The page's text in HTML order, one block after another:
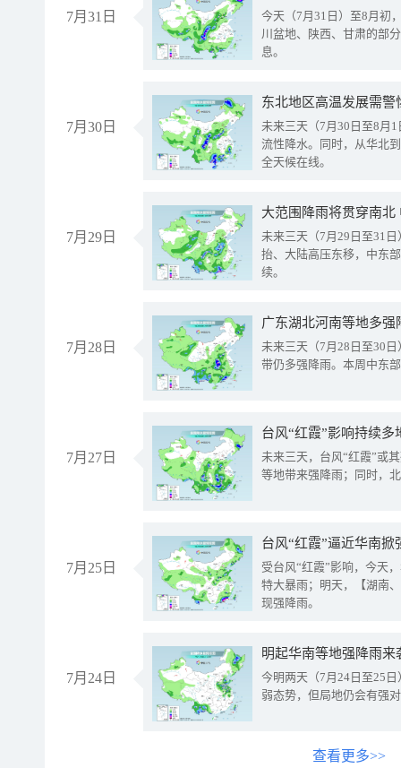
7月31日
今天（7月31日）至8月初
川盆地、陕西、甘肃的部
息。
7月30日
东北地区高温发展需
未来三天（7月30日至8月
流性降水。同时，从华北
全天候在线。
7月29日
大范围降雨将贯穿南
未来三天（7月29日至31
抬、大陆高压东移，中东
续。
7月28日
广东湖北河南等地多
未来三天（7月28日至30
带仍多强降雨。本周中东
7月27日
台风“红霞”影响持续
未来三天，台风“红霞”或
等地带来强降雨；同时，
7月25日
台风“红霞”逼近华南
受台风“红霞”影响，今天
特大暴雨；明天，【湖南
现强降雨。
7月24日
明起华南等地强降雨
今明两天（7月24日至25
弱态势，但局地仍会有强
查看更多>>